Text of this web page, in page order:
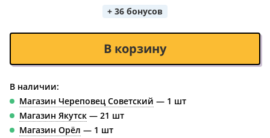
+ 36 бонусов
В корзину
В наличии:
Магазин Череповец Советский — 1 шт
Магазин Якутск — 21 шт
Магазин Орёл — 1 шт